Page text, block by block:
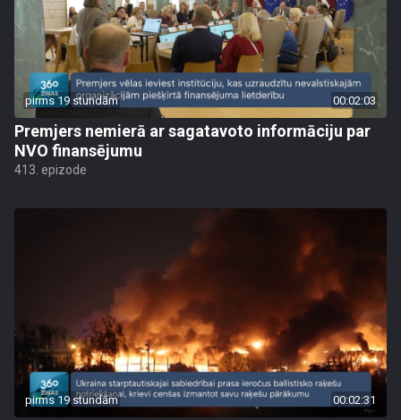
pirms 19 stundām 00:02:03
Premjers nemierā ar sagatavoto informāciju par
NVO finansējumu
413. epizode
pirms 19 stundām 00:02:31